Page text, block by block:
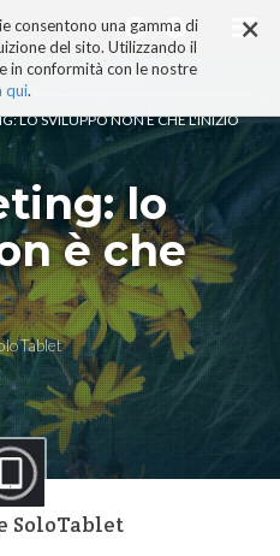
×
consentono una gamma di
del sito. Utilizzando il
in conformità con le nostre
qui.
LO SVILUPPO NON È CHE L'INIZIO
lo
è che
SoloTablet